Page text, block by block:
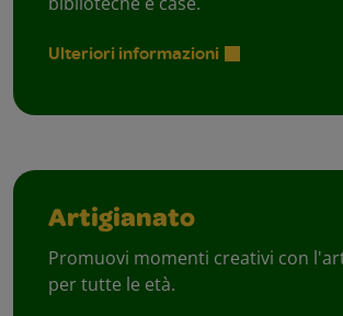
Ulteriori informazioni
Artigianato
Promuovi momenti creativi con
per tutte le età.